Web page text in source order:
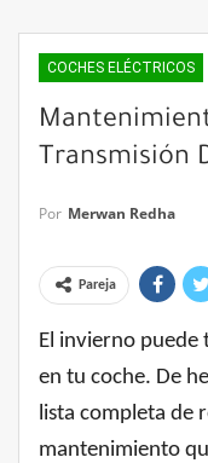
COCHES ELÉCTRICOS
Transmisión
Por Merwan Redha
Pareja
El invierno
en tu coche. De
lista completa de
mantenimiento